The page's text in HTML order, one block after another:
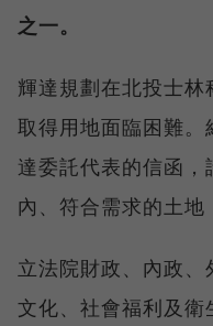
之一。
輝達規劃在北投士
取得用地面臨困難
達委託代表的信函
內、符合需求的土地
立法院財政、內政、
文化、社會福利及